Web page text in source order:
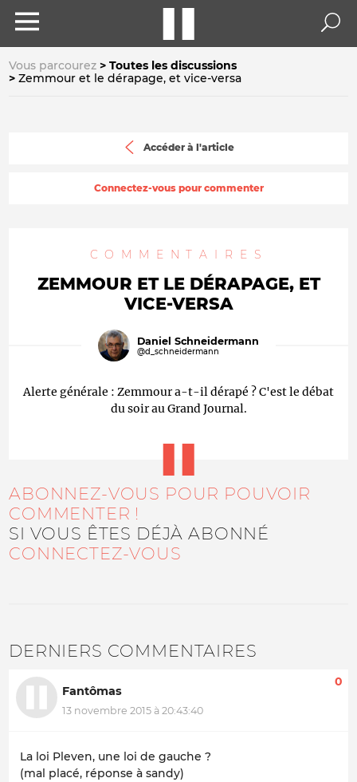
Vous parcourez
Toutes les discussions
Zemmour et le dérapage, et vice-versa
Accéder à l'article
Connectez-vous pour commenter
COMMENTAIRES
ZEMMOUR ET LE DÉRAPAGE, ET
VICE-VERSA
Daniel Schneidermann
@d_schneidermann
Alerte générale : Zemmour a-t-il dérapé ? C'est le débat
du soir au Grand Journal.
ABONNEZ-VOUS POUR POUVOIR
COMMENTER !
SI VOUS ÊTES DÉJÀ ABONNÉ
CONNECTEZ-VOUS
DERNIERS COMMENTAIRES
Fantômas
13 novembre 2015 à 20:43:40
0
La loi Pleven, une loi de gauche ?
(mal placé, réponse à sandy)